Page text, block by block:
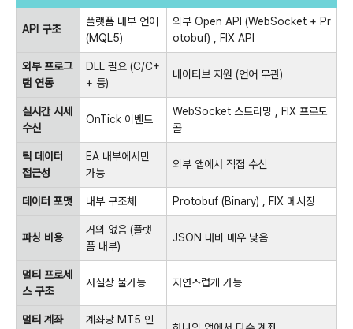
API 구조
플랫폼 내부 언어
(MQL5)
외부 Open API (WebSocket + Pr
otobuf) , FIX API
외부 프로그
램 연동
DLL 필요 (C/C+
+ 등)
네이티브 지원 (언어 무관)
실시간 시세
수신
OnTick 이벤트
WebSocket 스트리밍 , FIX 프로토
콜
틱 데이터
접근성
EA 내부에서만
가능
외부 앱에서 직접 수신
데이터 포맷 내부 구조체 Protobuf (Binary) , FIX 메시징
파싱 비용
거의 없음 (플랫
폼 내부)
JSON 대비 매우 낮음
멀티 프로세
스 구조
사실상 불가능 자연스럽게 가능
멀티 계좌
계좌당 MT5 인